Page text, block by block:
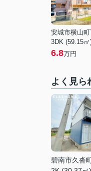
安城市横山
3DK (59.15㎡
6.8万円
よく見ら
碧南市久沓